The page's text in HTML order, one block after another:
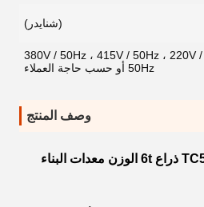
(شنايدر)
380V / 50Hz ، 415V / 50Hz ، 220V /
50Hz أو حسب حاجة العملاء
وصف المنتج